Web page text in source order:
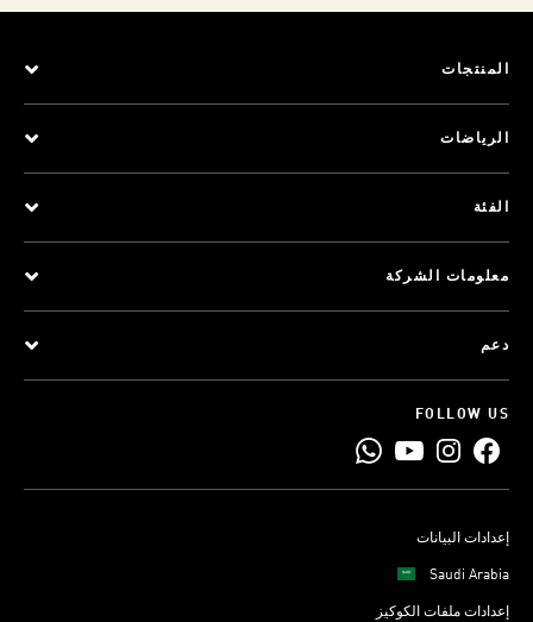
المنتجات
الرياضات
الفئة
معلومات الشركة
دعم
FOLLOW US
إعدادات البيانات
Saudi Arabia
إعدادات ملفات الكوكيز